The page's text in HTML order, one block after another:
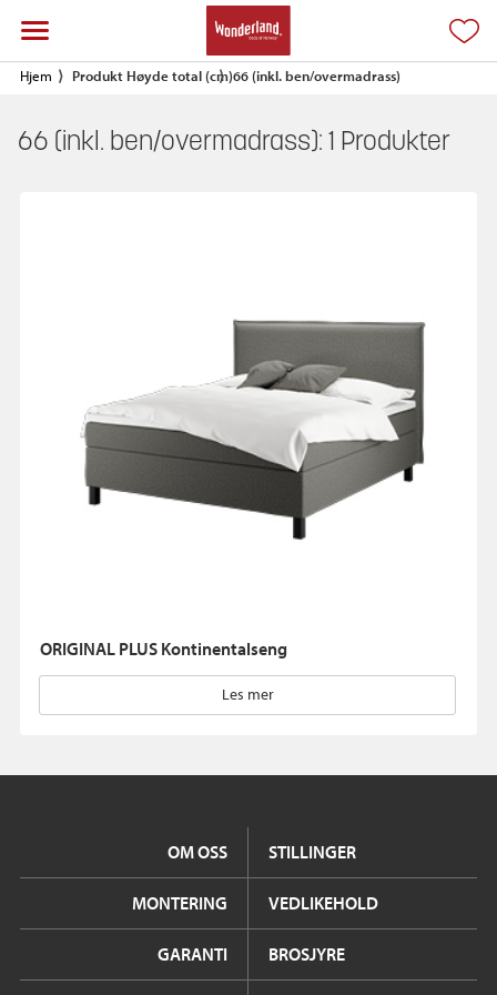
Hjem Produkt Høyde total (cm)66 (inkl. ben/overmadrass)
66 (inkl. ben/overmadrass): 1 Produkter
ORIGINAL PLUS Kontinentalseng
Les mer
OM OSS STILLINGER
MONTERING VEDLIKEHOLD
GARANTI BROSJYRE